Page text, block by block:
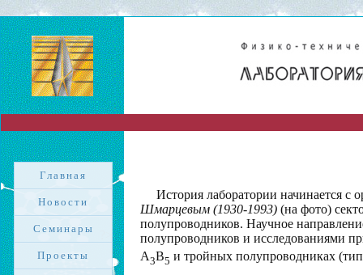
Главная
Новости
Семинары
Проекты
История лаборатории начинается с
Шмарцевым (1930-1993)(на фото)
полупроводников. Научное
полупроводников и исследованиями
А3В5 и тройных полупроводниках